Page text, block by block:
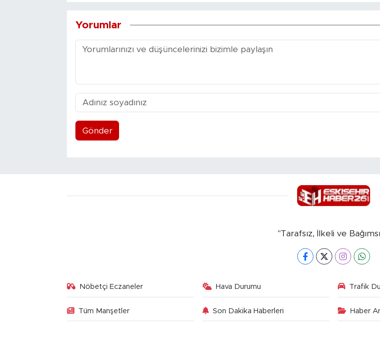
Yorumlar
Gönder
"Tarafsız, İlkeli ve
Nöbetçi Eczaneler Hava Durumu Trafik
Tüm Manşetler Son Dakika Haberleri Haber